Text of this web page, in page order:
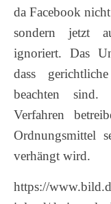
da Facebook
sondern jetzt
ignoriert. Das
dass
beachten
Verfahren
Ordnungsmittel
verhängt wird.
https://